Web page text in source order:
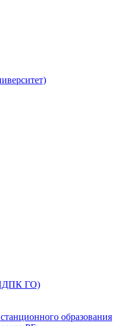
ГО)
образования